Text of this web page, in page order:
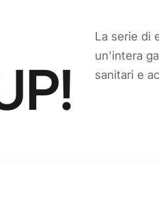
La serie di
un'intera
sanitari e